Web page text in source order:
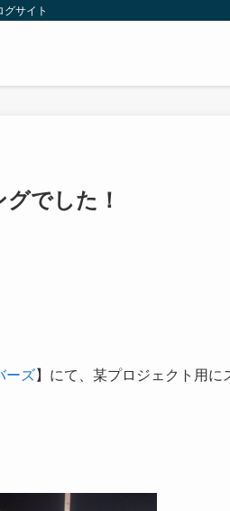
サイト
でした！
ーズ】にて、某プロジェクト用